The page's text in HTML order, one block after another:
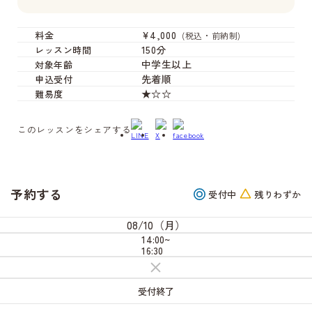
料金 ¥4,000 (税込・前納制)
レッスン時間 150分
対象年齢 中学生以上
申込受付 先着順
難易度 ★☆☆
このレッスンをシェアする
予約する 受付中 残りわずか
08/10（月）
14:00~
16:30
受
付
了
受付終了